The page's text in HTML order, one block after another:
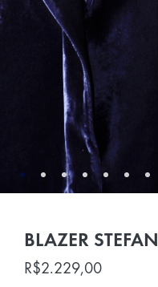
BLAZER STEFAN
R$2.229,00